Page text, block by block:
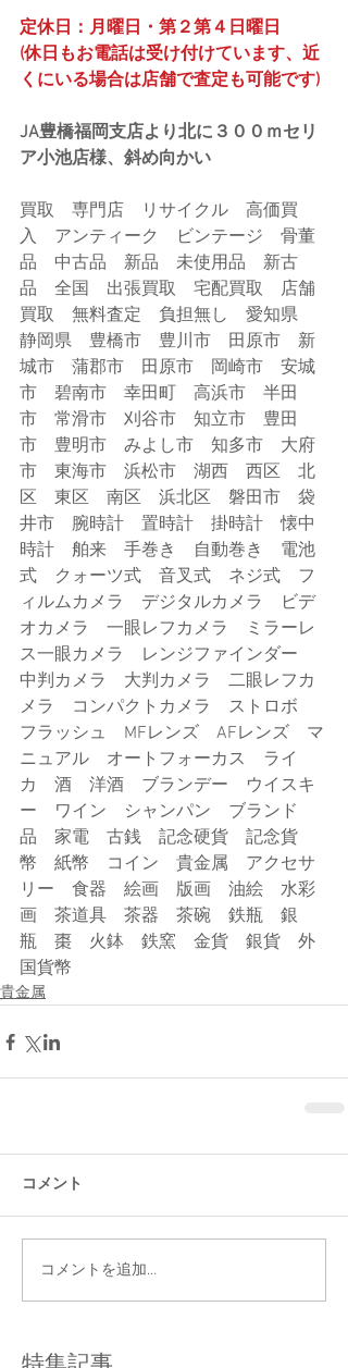
定休日：月曜日・第２第４日曜日
(休日もお電話は受け付けています、近
くにいる場合は店舗で査定も可能です)
JA豊橋福岡支店より北に３００ｍセリ
ア小池店様、斜め向かい
買取　専門店　リサイクル　高価買
入　アンティーク　ビンテージ　骨董
品　中古品　新品　未使用品　新古
品　全国　出張買取　宅配買取　店舗
買取　無料査定　負担無し　愛知県
静岡県　豊橋市　豊川市　田原市　新
城市　蒲郡市　田原市　岡崎市　安城
市　碧南市　幸田町　高浜市　半田
市　常滑市　刈谷市　知立市　豊田
市　豊明市　みよし市　知多市　大府
市　東海市　浜松市　湖西　西区　北
区　東区　南区　浜北区　磐田市　袋
井市　腕時計　置時計　掛時計　懐中
時計　舶来　手巻き　自動巻き　電池
式　クォーツ式　音叉式　ネジ式　フ
ィルムカメラ　デジタルカメラ　ビデ
オカメラ　一眼レフカメラ　ミラーレ
ス一眼カメラ　レンジファインダー
中判カメラ　大判カメラ　二眼レフカ
メラ　コンパクトカメラ　ストロボ
フラッシュ　MFレンズ　AFレンズ　マ
ニュアル　オートフォーカス　ライ
カ　酒　洋酒　ブランデー　ウイスキ
ー　ワイン　シャンパン　ブランド
品　家電　古銭　記念硬貨　記念貨
幣　紙幣　コイン　貴金属　アクセサ
リー　食器　絵画　版画　油絵　水彩
画　茶道具　茶器　茶碗　鉄瓶　銀
瓶　棗　火鉢　鉄窯　金貨　銀貨　外
国貨幣
貴金属
コメント
コメントを追加…